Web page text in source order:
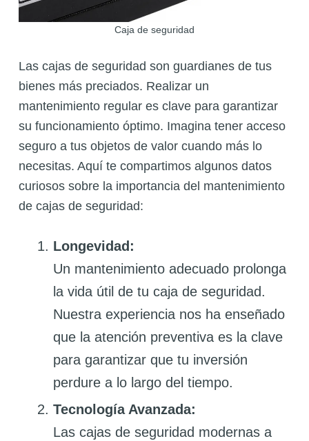
Caja de seguridad
Las cajas de seguridad son guardianes de tus
bienes más preciados. Realizar un
mantenimiento regular es clave para garantizar
su funcionamiento óptimo. Imagina tener acceso
seguro a tus objetos de valor cuando más lo
necesitas. Aquí te compartimos algunos datos
curiosos sobre la importancia del mantenimiento
de cajas de seguridad:
Longevidad:
Un mantenimiento adecuado prolonga
la vida útil de tu caja de seguridad.
Nuestra experiencia nos ha enseñado
que la atención preventiva es la clave
para garantizar que tu inversión
perdure a lo largo del tiempo.
Tecnología Avanzada:
Las cajas de seguridad modernas a